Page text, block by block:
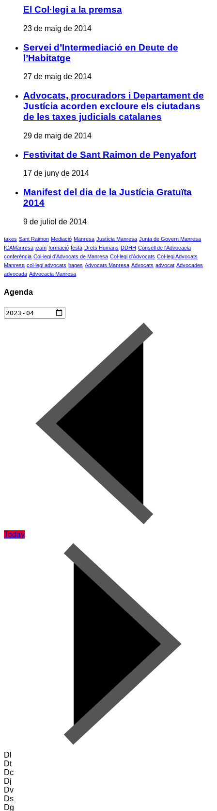
El Col·legi a la premsa
23 de maig de 2014
Servei d’Intermediació en Deute de
l’Habitatge
27 de maig de 2014
Advocats, procuradors i Departament de
Justícia acorden excloure els ciutadans
de les taxes judicials catalanes
29 de maig de 2014
Festivitat de Sant Raimon de Penyafort
17 de juny de 2014
Manifest del dia de la Justícia Gratuïta
2014
9 de juliol de 2014
taxes Sant Raimon Mediació Manresa Justícia Manresa Junta de Govern Manresa
ICAManresa icam formació festa Drets Humans DDHH Consell de l'Advocacia
conferència Col·legi d'Advocats de Manresa Col·legi d'Advocats Col·legi Advocats
Manresa col·legi advocats bages Advocats Manresa Advocats advocat Advocades
advocada Advocacia Manresa
Agenda
Today
Dl
Dt
Dc
Dj
Dv
Ds
Dg